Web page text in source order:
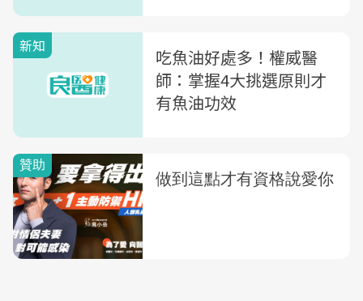
新知
吃魚油好處多！權威醫
師：掌握4大挑選原則才
有魚油功效